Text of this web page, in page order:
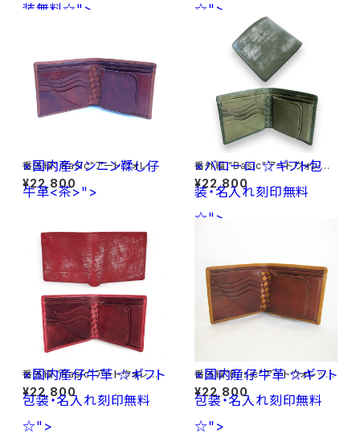
装無料☆">
☆">
×国内産タンニン鞣し仔
牛革<茶>">
番外編" Basic"アートウォレット
イタリア産オイルヌメ<薄茶>×
国内産タンニン鞣し仔牛革<茶>
¥22,800
×バローロ☆ギフト包
装・名入れ刻印無料
☆">
番外編 "Basic"アートウォレット
ブライドルレザー<GREEN>×バ
ローロ<Olive Green> ☆ギフ
ト包装・名入れ刻印無料☆
¥22,800
×国内産仔牛革☆ギフト
包装・名入れ刻印無料
☆">
番外編 "Basic"アートウォレット
ブライドルレザー<RED>×国内
産仔牛革<RED> ☆ギフト包装・
名入れ刻印無料☆
¥22,800
×国内産仔牛革☆ギフト
包装・名入れ刻印無料
☆">
番外編"Basic"アートウォレット
ブライドルレザー<TAN>×国内
産仔牛革<Brown> ☆ギフト包
装・名入れ刻印無料☆
¥22,800